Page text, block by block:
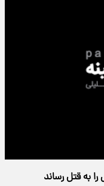
به قتل رساند